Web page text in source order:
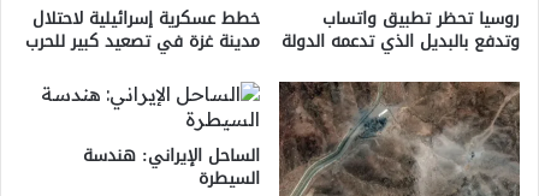
روسيا تحظر تطبيق واتساب
وتدفع بالبديل الذي تدعمه الدولة
خطط عسكرية إسرائيلية لاحتلال
مدينة غزة في تصعيد كبير للحرب
الساحل الإيراني: هندسة
السيطرة